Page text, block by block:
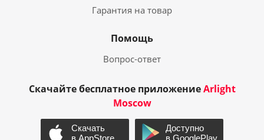
Гарантия на товар
Помощь
Вопрос-ответ
Скачайте бесплатное приложениеArlight
Moscow